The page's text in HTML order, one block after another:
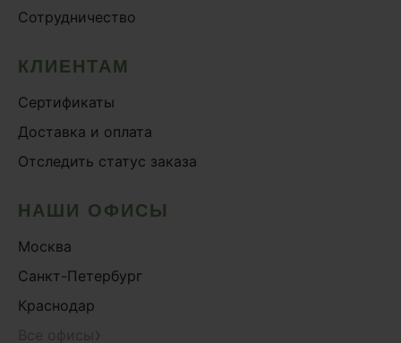
Сотрудничество
КЛИЕНТАМ
Сертификаты
Доставка и оплата
Отследить статус заказа
НАШИ ОФИСЫ
Москва
Санкт-Петербург
Краснодар